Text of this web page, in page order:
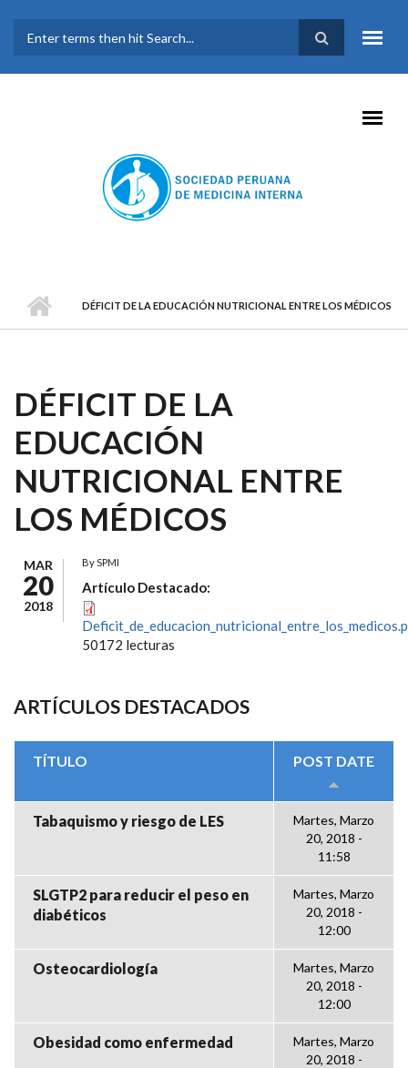
FORMULARIO DE
BÚSQUEDA
DÉFICIT DE LA EDUCACIÓN NUTRICIONAL ENTRE LOS MÉDICOS
DÉFICIT DE LA
EDUCACIÓN
NUTRICIONAL ENTRE
LOS MÉDICOS
MAR
20
2018
BySPMI
Artículo Destacado:
50172 lecturas
ARTÍCULOS DESTACADOS
TÍTULO POST DATE
Tabaquismo y riesgo de LES
Martes, Marzo
20, 2018 -
11:58
SLGTP2 para reducir el peso en
diabéticos
Martes, Marzo
20, 2018 -
12:00
Osteocardiología
Martes, Marzo
20, 2018 -
12:00
Obesidad como enfermedad
Martes, Marzo
20, 2018 -